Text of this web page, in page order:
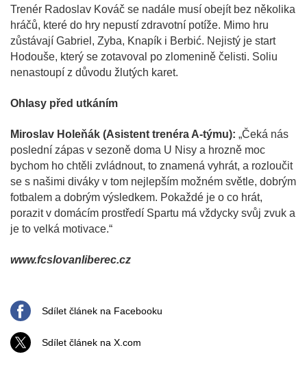
Trenér Radoslav Kováč se nadále musí obejít bez několika
hráčů, které do hry nepustí zdravotní potíže. Mimo hru
zůstávají Gabriel, Zyba, Knapík i Berbić. Nejistý je start
Hodouše, který se zotavoval po zlomenině čelisti. Soliu
nenastoupí z důvodu žlutých karet.
Ohlasy před utkáním
Miroslav Holeňák (Asistent trenéra A-týmu): „Čeká nás
poslední zápas v sezoně doma U Nisy a hrozně moc
bychom ho chtěli zvládnout, to znamená vyhrát, a rozloučit
se s našimi diváky v tom nejlepším možném světle, dobrým
fotbalem a dobrým výsledkem. Pokaždé je o co hrát,
porazit v domácím prostředí Spartu má vždycky svůj zvuk a
je to velká motivace.“
www.fcslovanliberec.cz
Sdílet článek na Facebooku
Sdílet článek na X.com